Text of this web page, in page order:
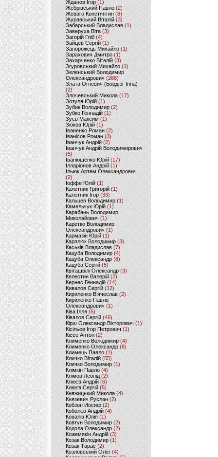
Жданов Ігор (1)
Жебрівський Павло (2)
Жеваго Констянтин (8)
Журавський Віталій (3)
Забарський Владислав (1)
Заверуха Віта (3)
Загорій Гліб (4)
Зайцев Сергій(1)
Запорожець Михайло (1)
Зарахович Дмитро (1)
Захарченко Віталій (3)
Згуровський Михайло (1)
Зеленський Володимир
Олександрович (266)
Злата Огневич (Бордюг Інна)
(2)
Злочевський Микола(17)
Зозуля Юрій (1)
Зубик Володимир (2)
Зубко Геннадій (1)
Зуєв Максим(1)
Зюков Юрій (1)
Іваненко Роман (2)
Іванісов Роман (3)
Іванчук Андрій(2)
Іванчук Андрій Володимирович
(5)
Іванющенко Юрій (17)
Ілларіонов Андрій (1)
Ільюк Артем Олександрович
(2)
Іоффе Юлій (1)
Калетник Григорій(1)
Калетник Ігор (33)
Кальцев Володимир(1)
Камельчук Юрій (1)
Карабань Володимир
Миколайович (1)
Каретко Володимир
Олександрович (1)
Кармазін Юрій(1)
Карплюк Володимир(3)
Каськів Владислав (7)
Кацуба Володимир (4)
Кацуба Олександр (8)
Кацуба Сергій (5)
Квіташвілі Олександр(3)
Келестин Валерій(2)
Кернес Геннадій (14)
Кивалов Сергій (12)
Кириленко В’ячеслав (2)
Кириленко Павло
Олександрович (1)
Ківа Ілля (5)
Ківалов Сергій(46)
Кірш Олександр Вікторович (1)
Кісільов Ігор Петрович (1)
Кіссе Антон (2)
Клименко Володимир(4)
Клименко Олександр (8)
Климець Павло (1)
Кличко Віталій(55)
Кличко Володимир (1)
Клімкін Павло (4)
Клімов Леонід(2)
Клюєв Андрій(6)
Клюєв Сергій (5)
Княжицький Микола(4)
Князевич Руслан (2)
Кобзон Иосиф(2)
Коболєв Андрій (4)
Ковалів Юлія(1)
Ковтун Володимир (2)
Кодола Олександр (2)
Кожемякін Андрій (3)
Козак Володимир (1)
Козак Тарас (2)
Козловський Олег(4)